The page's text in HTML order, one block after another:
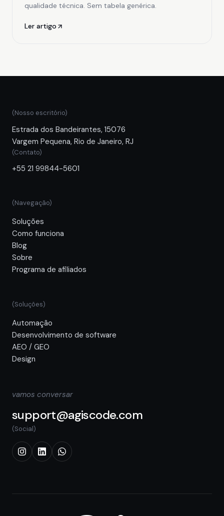
qualidade técnica. Sem tabela genérica.
Ler artigo
(Nosso escritório)
Estrada dos Bandeirantes, 15076
Vargem Pequena, Rio de Janeiro, RJ
(Contato)
+55 21 99844-5601
(Navegação)
Soluções
Como funciona
Blog
Sobre
Programa de afiliados
(Soluções)
Automação
Desenvolvimento de software
AEO / GEO
Design
vamos conversar
support@agiscode.com
(Social)